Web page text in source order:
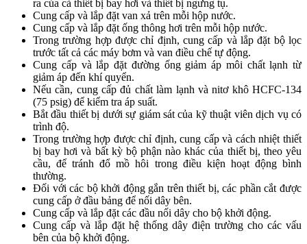
ra của cả thiết bị bay hơi và thiết bị ngưng tụ.
Cung cấp và lắp đặt van xả trên mỗi hộp nước.
Cung cấp và lắp đặt ống thông hơi trên mỗi hộp nước.
Trong trường hợp được chỉ định, cung cấp và lắp đặt bộ lọc
trước tất cả các máy bơm và van điều chế tự động.
Cung cấp và lắp đặt đường ống giảm áp môi chất lạnh từ
giảm áp đến khí quyển.
Nếu cần, cung cấp đủ chất làm lạnh và nitơ khô HCFC-134
(75 psig) để kiểm tra áp suất.
Bắt đầu thiết bị dưới sự giám sát của kỹ thuật viên dịch vụ có
trình độ.
Trong trường hợp được chỉ định, cung cấp và cách nhiệt thiết
bị bay hơi và bất kỳ bộ phận nào khác của thiết bị, theo yêu
cầu, để tránh đổ mồ hôi trong điều kiện hoạt động bình
thường.
Đối với các bộ khởi động gắn trên thiết bị, các phần cắt được
cung cấp ở đầu bảng để nối dây bên.
Cung cấp và lắp đặt các đầu nối dây cho bộ khởi động.
Cung cấp và lắp đặt hệ thống dây điện trường cho các vấu
bên của bộ khởi động.